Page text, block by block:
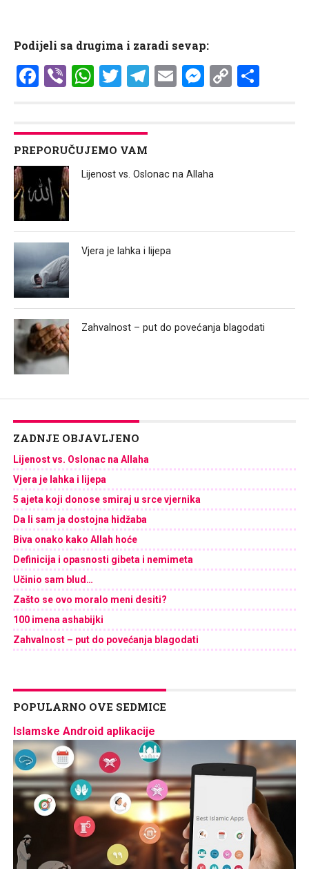
Podijeli sa drugima i zaradi sevap:
Facebook
ViberWhatsApp
Twitter
Telegram
EmailCopy
PREPORUČUJEMO VAM
Lijenost vs. Oslonac na Allaha
Vjera je lahka i lijepa
Zahvalnost – put do povećanja blagodati
ZADNJE OBJAVLJENO
Lijenost vs. Oslonac na Allaha
Vjera je lahka i lijepa
5 ajeta koji donose smiraj u srce vjernika
Da li sam ja dostojna hidžaba
Biva onako kako Allah hoće
Definicija i opasnosti gibeta i nemimeta
Učinio sam blud…
Zašto se ovo moralo meni desiti?
100 imena ashabijki
Zahvalnost – put do povećanja blagodati
POPULARNO OVE SEDMICE
Islamske Android aplikacije